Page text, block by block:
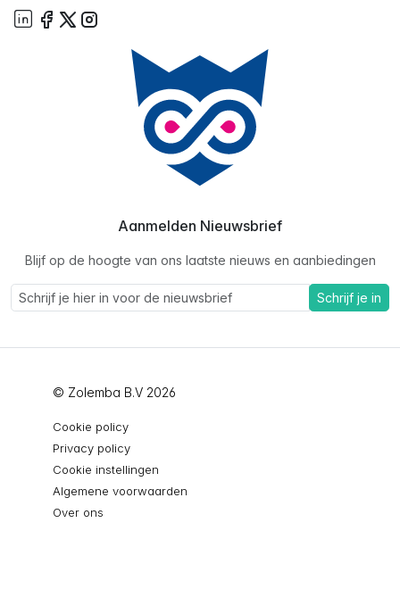
Aanmelden Nieuwsbrief
Blijf op de hoogte van ons laatste nieuws en aanbiedingen
Schrijf je in
© Zolemba B.V 2026
Cookie policy
Privacy policy
Cookie instellingen
Algemene voorwaarden
Over ons